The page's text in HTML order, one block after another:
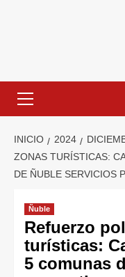
INICIO 2024
ZONAS TURÍSTICAS:
DE ÑUBLE SERVICIOS
Ñuble
Refuerzo
turísticas:
5 comunas